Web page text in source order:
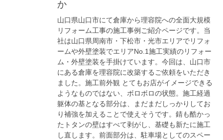
か
山口県山口市にて倉庫から理容院への全面大規模
リフォーム工事の施工事例ご紹介ページです。当
社は山口県周南市・下松市・光市エリアでリフォ
ームや外壁塗装でエリアNo.1施工実績のリフォー
ム・外壁塗装を手掛けています。今回は、山口市
にある倉庫を理容院に改築するご依頼をいただき
ました。施工前外観 とてもお店がイメージできる
ようなものではない、ボロボロの状態。施工経過
躯体の基となる部分は、まだまだしっかりしてお
り補強を加えることで使えそうです。錆も酷かっ
たトタンの壁はすべて剥がし、基礎も新たに施工
し直します。前面部分は、駐車場としてのスペー